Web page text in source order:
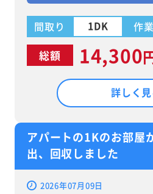
間取り 1DK 作
総額 14,300
詳しく
アパートの1Kのお部屋
出、回収しました
2026年07月09日